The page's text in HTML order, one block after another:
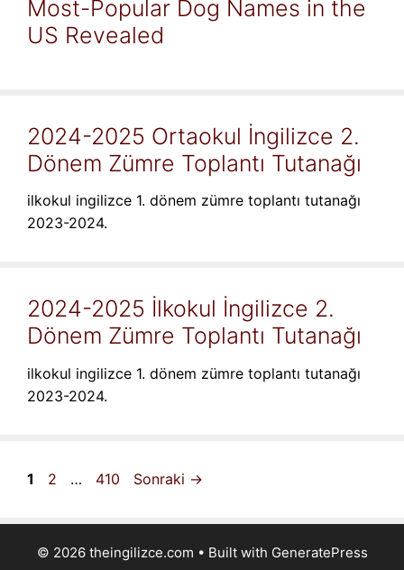
Most-Popular Dog Names in the
US Revealed
2024-2025 Ortaokul İngilizce 2.
Dönem Zümre Toplantı Tutanağı
ilkokul ingilizce 1. dönem zümre toplantı tutanağı
2023-2024.
2024-2025 İlkokul İngilizce 2.
Dönem Zümre Toplantı Tutanağı
ilkokul ingilizce 1. dönem zümre toplantı tutanağı
2023-2024.
Sayfa
1 Sayfa
2 … Sayfa
410 Sonraki →
© 2026 theingilizce.com • Built with GeneratePress